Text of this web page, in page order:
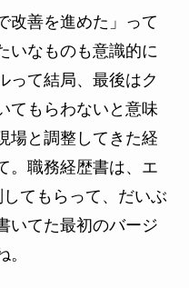
改善を進めた」って
いなものも意識的に
って結局、最後はク
てもらわないと意味
場と調整してきた経
。職務経歴書は、エ
てもらって、だいぶ
いてた最初のバージ